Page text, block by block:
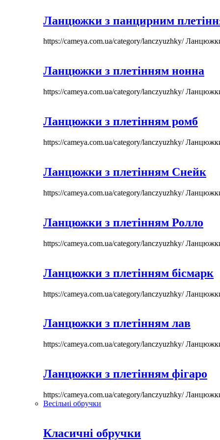
Ланцюжки з панцирним
https://cameya.com.ua/category/lanczyuzhky/
Ланцюжки з плетінням нонна
https://cameya.com.ua/category/lanczyuzhky/
Ланцюжки з плетінням ромб
https://cameya.com.ua/category/lanczyuzhky/
Ланцюжки з плетінням Снейк
https://cameya.com.ua/category/lanczyuzhky/
Ланцюжки з плетінням Ролло
https://cameya.com.ua/category/lanczyuzhky/
Ланцюжки з плетінням бісмарк
https://cameya.com.ua/category/lanczyuzhky/
Ланцюжки з плетінням лав
https://cameya.com.ua/category/lanczyuzhky/
Ланцюжки з плетінням фігаро
https://cameya.com.ua/category/lanczyuzhky/
Весільні обручки
Класичні обручки